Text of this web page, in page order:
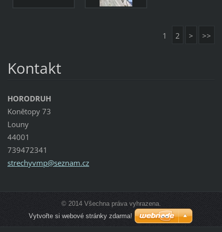
1 2 > >>
Kontakt
HORODRUH
Konětopy 73
Louny
44001
739472341
strechyvmp@seznam.cz
© 2014 Všechna práva vyhrazena.
Vytvořte si webové stránky zdarma!